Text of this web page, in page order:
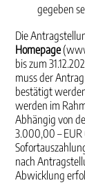
gegeben
Die
Homepage (
bis zum
muss der
bestätigt
werden im
Abhängig von
3.000,00 –
nach
Abwicklung